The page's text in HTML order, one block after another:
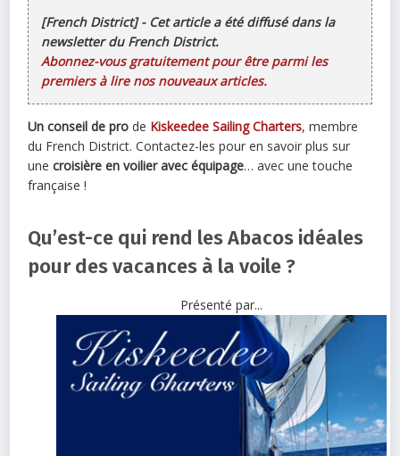
[French District] - Cet article a été diffusé dans la
newsletter du French District.
Abonnez-vous gratuitement pour être parmi les
premiers à lire nos nouveaux articles.
Un conseil de pro de Kiskeedee Sailing Charters, membre
du French District. Contactez-les pour en savoir plus sur
unecroisière en voilier avec équipage… avec une touche
française !
Qu’est-ce qui rend les Abacos idéales
pour des vacances à la voile ?
Présenté par...